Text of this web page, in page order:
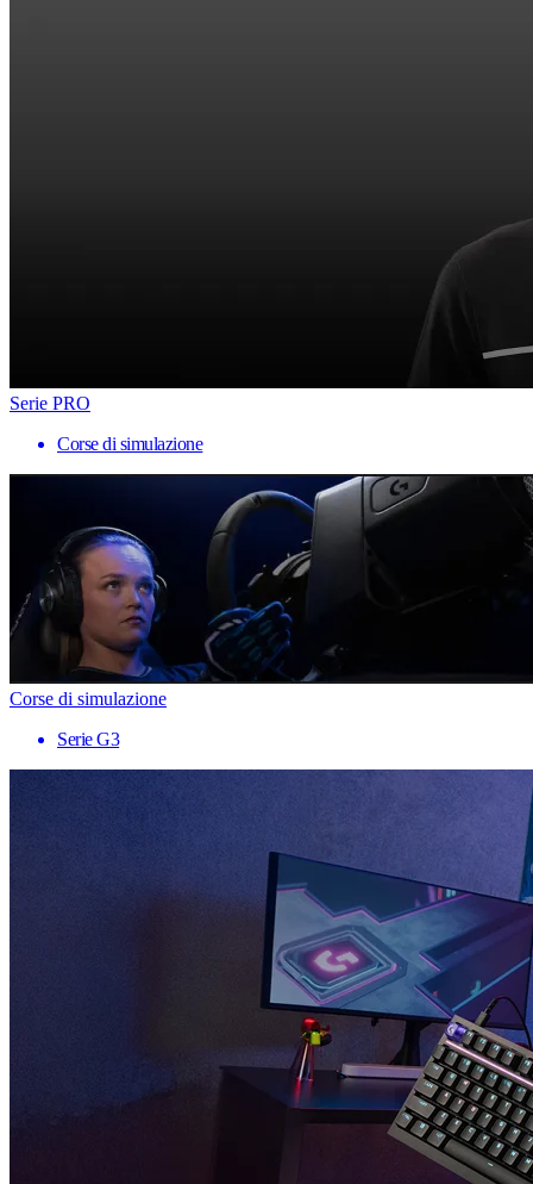
Serie PRO
Corse di simulazione
Corse di simulazione
Serie G3